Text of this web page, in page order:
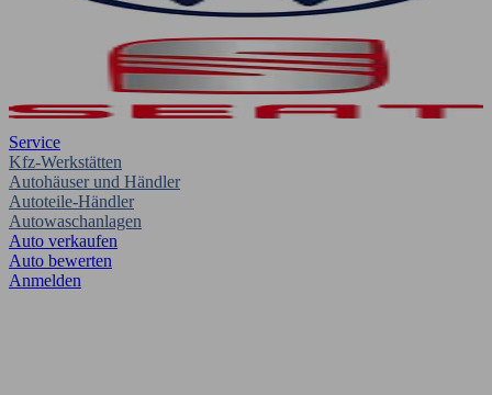
Service
Kfz-Werkstätten
Autohäuser und Händler
Autoteile-Händler
Autowaschanlagen
Auto verkaufen
Auto bewerten
Anmelden